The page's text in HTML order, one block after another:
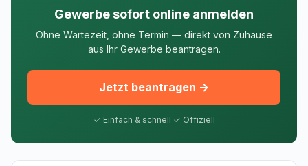
Gewerbe sofort online anmelden
Ohne Wartezeit, ohne Termin — direkt von Zuhause
aus Ihr Gewerbe beantragen.
Jetzt beantragen →
✓ Einfach & schnell ✓ Offiziell